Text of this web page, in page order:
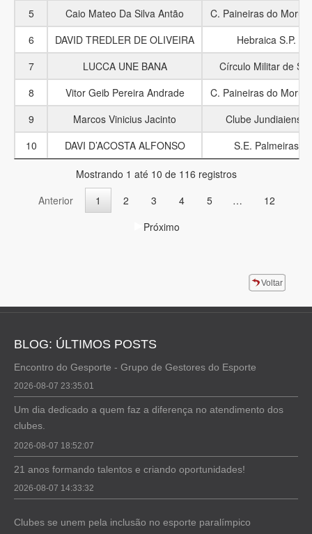
5
Caio Mateo Da Silva Antão
C. Paineiras do
6
DAVID TREDLER DE OLIVEIRA
Hebraica S.P.
7
LUCCA UNE BANA
Círculo Militar de
8
Vitor Geib Pereira Andrade
C. Paineiras do
9
Marcos Vinicius Jacinto
Clube Jundiaiense
10
DAVI D’ACOSTA ALFONSO S.E. Palmeiras
Mostrando 1 até 10 de 116 registros
Anterior
1 2 3 4 5 …
12
Próximo
Voltar
BLOG: ÚLTIMOS POSTS
Encontro do Gesporte - Grupo de Gestores do Esporte
2026-08-07 23:35:01
Um dia dedicado a quem faz a diferença no atendimento dos
clubes.
2026-08-07 18:52:07
21 anos formando talentos e criando oportunidades!
2026-08-07 14:33:32
Clubes se unem pela inclusão no esporte paralímpico